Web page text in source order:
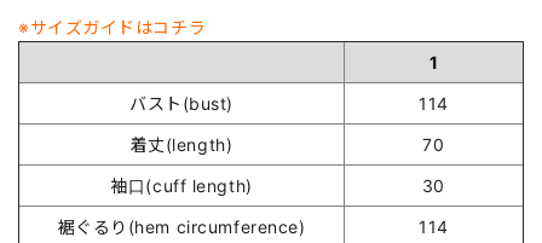
※サイズガイドはコチラ
1
バスト(bust)
114
着丈(length)
70
袖口(cuff length)
30
裾ぐるり(hem circumference)
114